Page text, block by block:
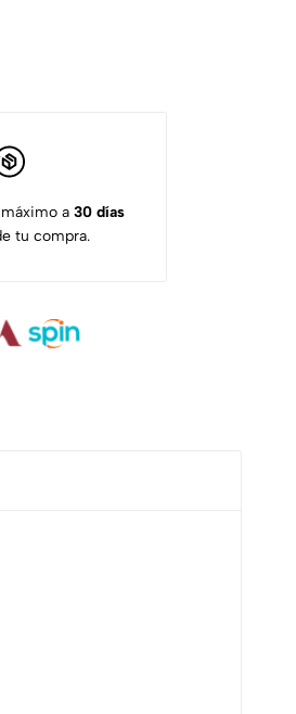
a 30 días
tu compra.